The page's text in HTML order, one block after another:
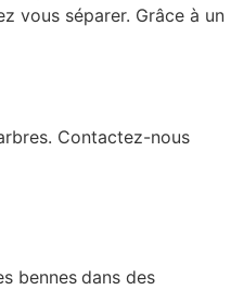
vous séparer. Grâce à un
Contactez-nous
bennes dans des